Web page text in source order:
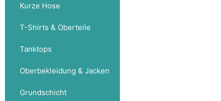
Kurze Hose
T-Shirts & Oberteile
Tanktops
Oberbekleidung & Jacken
Grundschicht